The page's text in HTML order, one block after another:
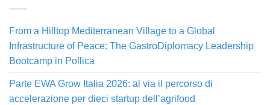
From a Hilltop Mediterranean Village to a Global
Infrastructure of Peace: The GastroDiplomacy Leadership
Bootcamp in Pollica
Parte EWA Grow Italia 2026: al via il percorso di
accelerazione per dieci startup dell’agrifood